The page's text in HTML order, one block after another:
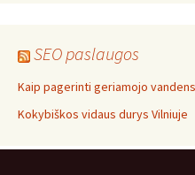
SEO paslaugos
Kaip pagerinti geriamojo
Kokybiškos vidaus durys Vilniuje